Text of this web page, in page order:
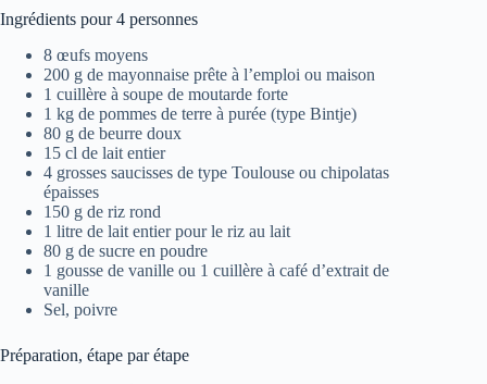
Ingrédients pour 4 personnes
8 œufs moyens
200 g de mayonnaise prête à l’emploi ou maison
1 cuillère à soupe de moutarde forte
1 kg de pommes de terre à purée (type Bintje)
80 g de beurre doux
15 cl de lait entier
4 grosses saucisses de type Toulouse ou chipolatas
épaisses
150 g de riz rond
1 litre de lait entier pour le riz au lait
80 g de sucre en poudre
1 gousse de vanille ou 1 cuillère à café d’extrait de
vanille
Sel, poivre
Préparation, étape par étape